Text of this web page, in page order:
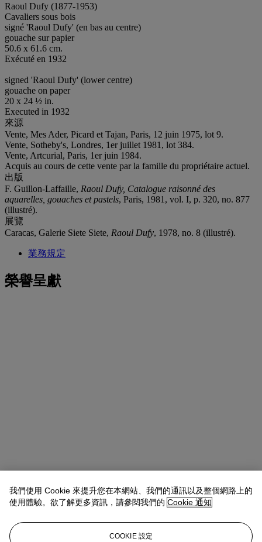
Raoul Dufy (1877-1953)
Cavaliers sous bois
signé 'Raoul Dufy' (en bas au centre)
gouache sur papier
50.6 x 61.6 cm.
Exécuté en 1932
signed 'Raoul Dufy' (lower centre)
gouache on paper
20 x 24 ½ in.
Executed in 1932
來源
Vente, Mes Ader, Picard et Tajan, Paris, 12 juin 1975, lot 9.
Vente, Sotheby's, Londres, 1er juillet 1981, lot 384.
Vente, Artcurial, Paris, 1er juin 1984.
Acquis au cours de cette vente par la famille du propriétaire actuel.
出版
F. Guillon-Laffaille, Raoul Dufy, Catalogue raisonné des
aquarelles, gouaches et pastels, Paris, 1981, vol. I, p. 320, no. 877
(illustré).
展覽
Caracas, Galerie Siete Siete, Raoul Dufy, 1978, no. 8 (illustré).
業務規定
榮譽呈獻
我們使用 Cookie 來提升您在本網站、我們的通訊以及整個網路上的
使用體驗。欲了解更多資訊，請參閱我們的 Cookie 通知
COOKIE 設定